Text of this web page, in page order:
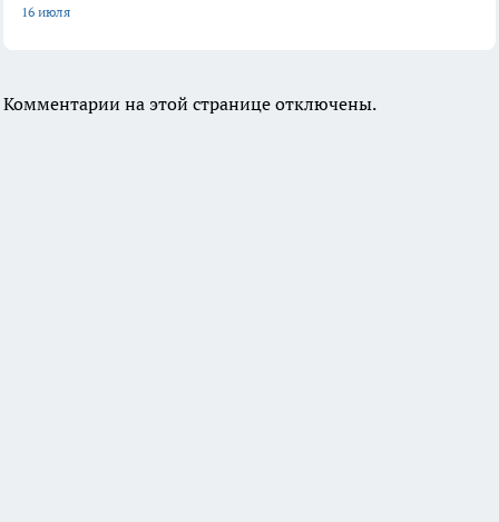
16 июля
Комментарии на этой странице отключены.